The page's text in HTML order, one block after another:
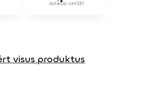
Artikuls: UM337
visus produktus